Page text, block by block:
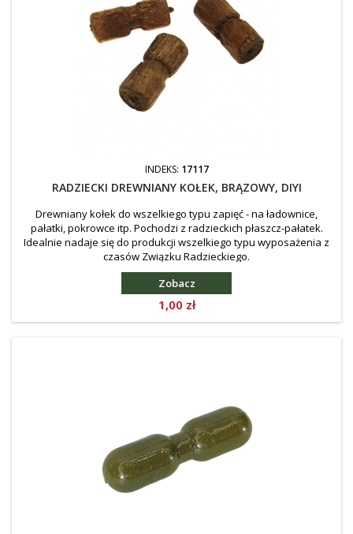
INDEKS: 17117
RADZIECKI DREWNIANY KOŁEK, BRĄZOWY, DIYI
Drewniany kołek do wszelkiego typu zapięć - na ładownice,
pałatki, pokrowce itp. Pochodzi z radzieckich płaszcz-pałatek.
Idealnie nadaje się do produkcji wszelkiego typu wyposażenia z
czasów Związku Radzieckiego.
Zobacz
Cena
1,00 zł